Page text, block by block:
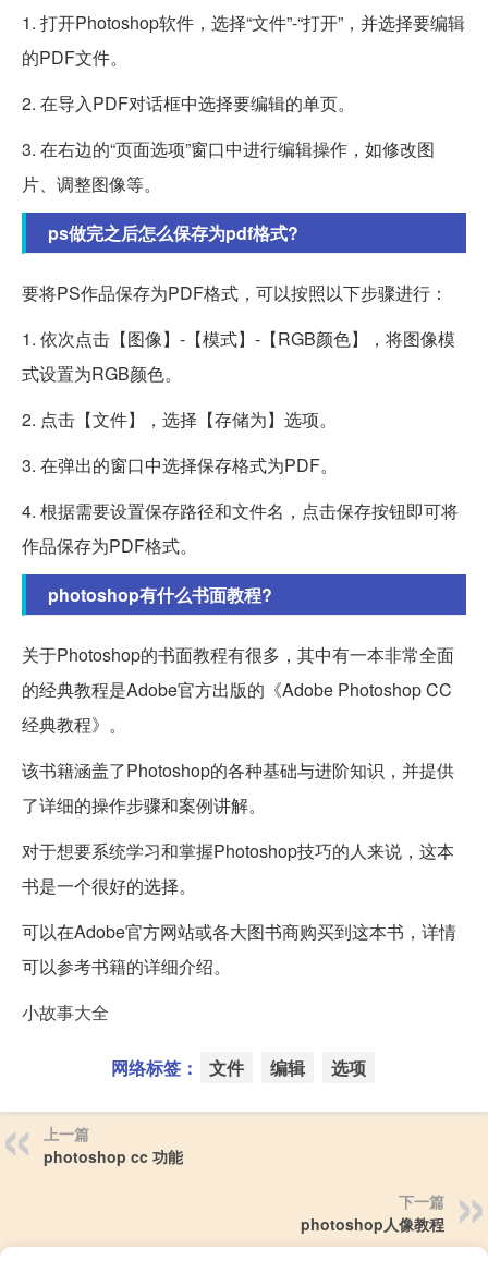
1. 打开Photoshop软件，选择“文件”-“打开”，并选择要编辑
的PDF文件。
2. 在导入PDF对话框中选择要编辑的单页。
3. 在右边的“页面选项”窗口中进行编辑操作，如修改图
片、调整图像等。
ps做完之后怎么保存为pdf格式?
要将PS作品保存为PDF格式，可以按照以下步骤进行：
1. 依次点击【图像】-【模式】-【RGB颜色】，将图像模
式设置为RGB颜色。
2. 点击【文件】，选择【存储为】选项。
3. 在弹出的窗口中选择保存格式为PDF。
4. 根据需要设置保存路径和文件名，点击保存按钮即可将
作品保存为PDF格式。
photoshop有什么书面教程?
关于Photoshop的书面教程有很多，其中有一本非常全面
的经典教程是Adobe官方出版的《Adobe Photoshop CC
经典教程》。
该书籍涵盖了Photoshop的各种基础与进阶知识，并提供
了详细的操作步骤和案例讲解。
对于想要系统学习和掌握Photoshop技巧的人来说，这本
书是一个很好的选择。
可以在Adobe官方网站或各大图书商购买到这本书，详情
可以参考书籍的详细介绍。
小故事大全
网络标签： 文件 编辑 选项
上一篇
photoshop cc 功能
下一篇
photoshop人像教程